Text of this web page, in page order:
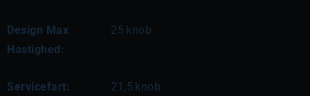
Design Max
Hastighed:
25 knob
Servicefart: 21,5 knob